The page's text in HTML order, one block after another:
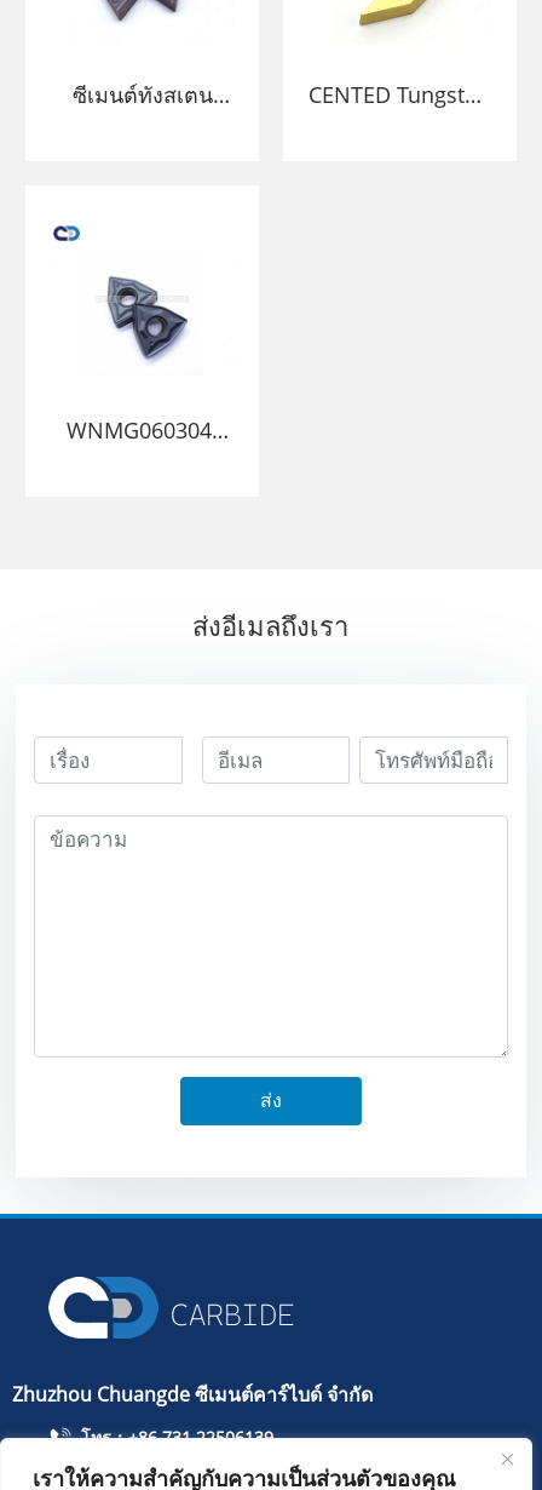
ซีเมนต์ทังสเตน
CENTED Tungsten
WNMG060304-
ส่งอีเมลถึงเรา
ส่ง
Zhuzhou Chuangde ซีเมนต์คาร์ไบด์ จำกัด
โทร：+86 731 22506139
โทรศัพท์มือถือ：+86 13786352688
เราให้ความสำคัญกับความเป็นส่วนตัวของคุณ